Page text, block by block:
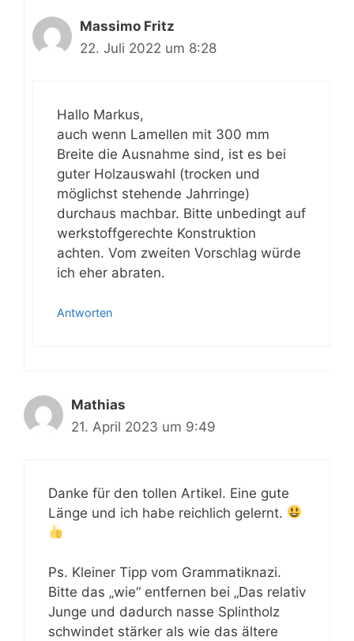
Massimo Fritz
22. Juli 2022 um 8:28
Hallo Markus,
auch wenn Lamellen mit 300 mm
Breite die Ausnahme sind, ist es bei
guter Holzauswahl (trocken und
möglichst stehende Jahrringe)
durchaus machbar. Bitte unbedingt auf
werkstoffgerechte Konstruktion
achten. Vom zweiten Vorschlag würde
ich eher abraten.
Antworten
Mathias
21. April 2023 um 9:49
Danke für den tollen Artikel. Eine gute
Länge und ich habe reichlich gelernt.
Ps. Kleiner Tipp vom Grammatiknazi.
Bitte das „wie“ entfernen bei „Das relativ
Junge und dadurch nasse Splintholz
schwindet stärker als wie das ältere